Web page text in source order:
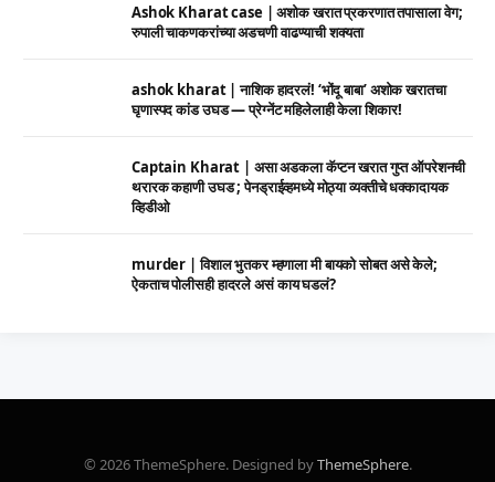
Ashok Kharat case | अशोक खरात प्रकरणात तपासाला वेग;
रुपाली चाकणकरांच्या अडचणी वाढण्याची शक्यता
ashok kharat | नाशिक हादरलं! ‘भोंदू बाबा’ अशोक खरातचा
घृणास्पद कांड उघड — प्रेग्नेंट महिलेलाही केला शिकार!
Captain Kharat | असा अडकला कॅप्टन खरात गुप्त ऑपरेशनची
थरारक कहाणी उघड ; पेनड्राईव्हमध्ये मोठ्या व्यक्तीचे धक्कादायक
व्हिडीओ
murder | विशाल भुतकर म्हणाला मी बायको सोबत असे केले;
ऐकताच पोलीसही हादरले असं काय घडलं?
© 2026 ThemeSphere. Designed byThemeSphere.